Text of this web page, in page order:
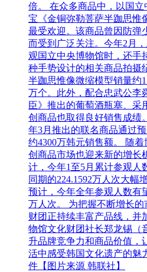
倍。 在众多商品中，以国
宝《金铜弥勒菩萨半跏思惟
最受欢迎。该商品曾因防弹
而受到广泛关注。今年2月
观国立中央博物馆时，还手
种手势设计的相关商品拍摄
半跏思惟像微缩模型销量约
万个。此外，配合忠武公李
臣》推出的葡萄酒瓶塞、采
创商品也取得良好销售成绩
年3月推出的联名商品通过
约4300万韩元销售额。 随
创商品市场也迎来新的增长
计，今年1至5月累计参观人
同期的224.1592万人次大幅
预计，今年全年参观人数有
万人次。 为把握不断增长
财团正持续丰富产品线，并
物馆文化财团社长郑龙锡（
升品牌竞争力和商品价值，
活中感受韩国文化遗产的魅
件【图片来源 韩联社】